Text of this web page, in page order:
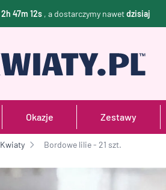
2h 47m 11s , a dostarczymy nawetdzisiaj
Okazje Zestawy
Kwiaty Bordowe lilie - 21 szt.